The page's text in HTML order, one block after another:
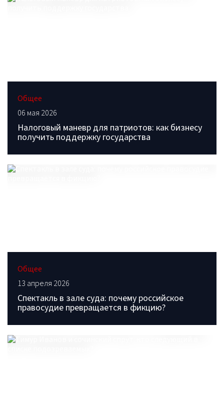
Общее
06 мая 2026
Налоговый маневр для патриотов: как бизнесу
получить поддержку государства
Общее
13 апреля 2026
Спектакль в зале суда: почему российское
правосудие превращается в фикцию?